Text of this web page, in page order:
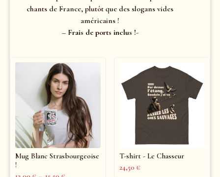
chants de France, plutôt que des slogans vides
américains !
– Frais de ports inclus !-
Mug Blanc Strasbourgeoise
!
T-shirt - Le Chasseur
24,50 €